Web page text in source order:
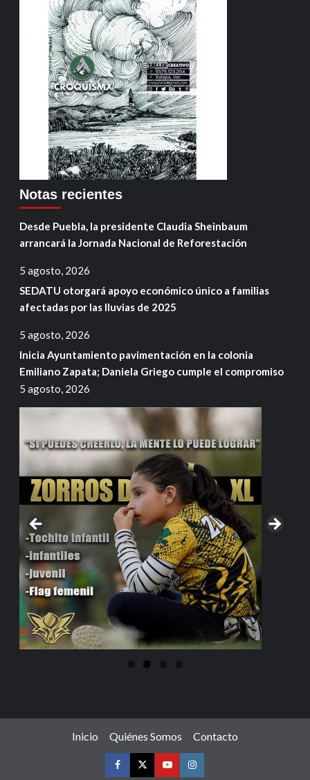
Notas recientes
Desde Puebla, la presidente Claudia Sheinbaum
arrancará la Jornada Nacional de Reforestación
5 agosto, 2026
SEDATU otorgará apoyo económico único a familias
afectadas por las lluvias de 2025
5 agosto, 2026
Inicia Ayuntamiento pavimentación en la colonia
Emiliano Zapata; Daniela Griego cumple el compromiso
5 agosto, 2026
Inicio Quiénes Somos Contacto